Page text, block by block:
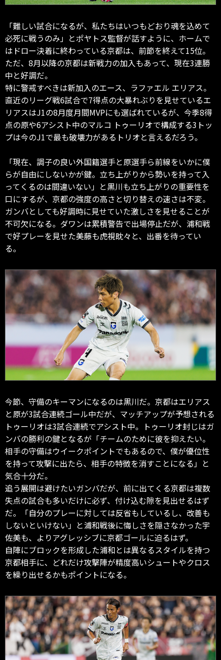
「難しい試合になるが、私たちはいつもどおり魂を込めて
必死に戦うのみ」とポヤトス監督が話すように、ホームで
はドロー決着に終わっている京都は、前節を終えて15位。
ただ、8月以降の京都は新戦力の加入もあって、現在3連勝
中と好調だ。
特に警戒すべきは新加入のエース、ラファエル エリアス。
直近のリーグ戦6試合で7得点の大暴れぶりを見せているエ
リアスはJ1の8月度月間MVPにも選ばれているが、今季8得
点の原や6アシスト中のマルコ トゥーリオで構成する3トッ
プは今のJ1で最も破壊力があるトリオと言えるだろう。
「現在、調子の良い外国籍選手と原選手ら前線をいかに僕
らが自由にしないかが鍵。立ち上がりから勢いを持って入
ってくるのは間違いない」と黒川も立ち上がりの重要性を
口にするが、京都の強度の高さと切り替えの速さは不変。
ガンバとしても好調時に見せていた激しさを見せることが
不可欠になる。ダワンは累積警告で出場停止だが、浦和戦
で好プレーを見せた美藤も虎視眈々と、出番を待ってい
る。
今節、守備のキーマンになるのは黒川だ。京都はエリアス
と原が3試合連続ゴール中だが、マッチアップが予想される
トゥーリオは3試合連続でアシスト中。トゥーリオ封じはガ
ンバの勝利の鍵となるが「チームのために彼を抑えたい。
相手の守備はウイークポイントでもあるので、僕が優位性
を持って攻撃に出たら、相手の特徴を消すことになる」と
気合十分だ。
追う展開は避けたいガンバだが、前に出てくる京都は複数
失点の試合も多いだけに必ず、付け込む隙を見出せるはず
だ。「自分のプレーに対しては反省もしているし、改善も
しないといけない」と浦和戦後に悔しさを隠さなかった宇
佐美も、よりアグレッシブに京都ゴールに迫るはず。
自陣にブロックを形成した浦和とは異なるスタイルを持つ
京都相手に、どれだけ攻撃陣が精度高いシュートやクロス
を繰り出せるかもポイントになる。